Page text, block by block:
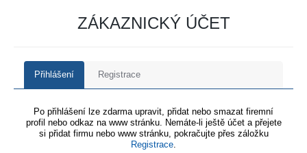
ZÁKAZNICKÝ ÚČET
Přihlášení Registrace
Po přihlášení lze zdarma upravit, přidat nebo smazat firemní
profil nebo odkaz na www stránku. Nemáte-li ještě účet a přejete
si přidat firmu nebo www stránku, pokračujte přes záložku
Registrace.